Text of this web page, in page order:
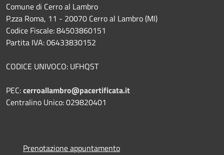
Comune di Cerro al Lambro
P.zza Roma, 11 - 20070 Cerro al Lambro (MI)
Codice Fiscale: 84503860151
Partita IVA: 06433830152
CODICE UNIVOCO: UFHQST
PEC:cerroallambro@pacertificata.it
Centralino Unico: 029820401
Prenotazione appuntamento